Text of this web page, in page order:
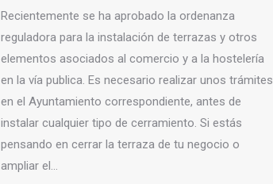
Recientemente se ha aprobado la ordenanza
reguladora para la instalación de terrazas y otros
elementos asociados al comercio y a la hostelería
en la vía publica. Es necesario realizar unos trámites
en el Ayuntamiento correspondiente, antes de
instalar cualquier tipo de cerramiento. Si estás
pensando en cerrar la terraza de tu negocio o
ampliar el…